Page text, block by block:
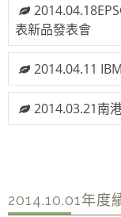
表新品發表會
2014.04.11
2014.03.21南
2014.10.01年度